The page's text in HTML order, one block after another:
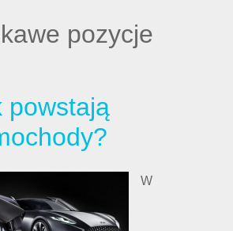
pozycje
powstają
W